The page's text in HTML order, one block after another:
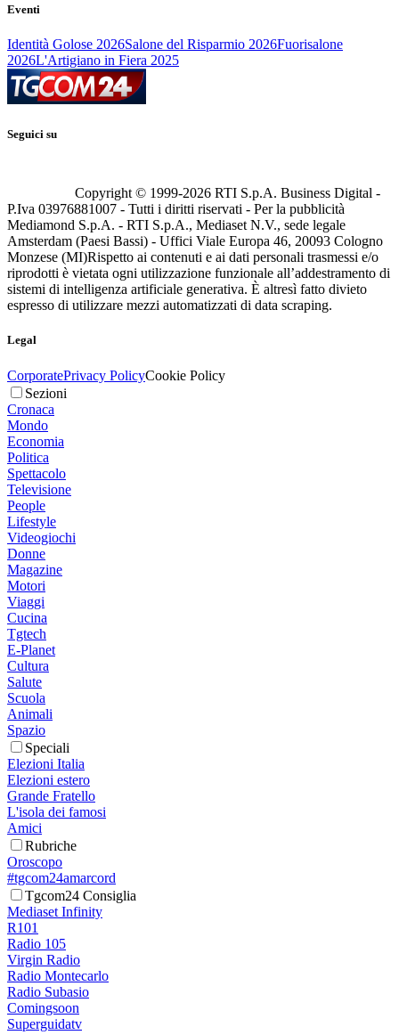
Eventi
Identità Golose 2026Salone del Risparmio 2026Fuorisalone
2026L'Artigiano in Fiera 2025
Seguici su
Copyright © 1999-2026 RTI S.p.A. Business Digital -
P.Iva 03976881007 - Tutti i diritti riservati - Per la pubblicità
Mediamond S.p.A. - RTI S.p.A., Mediaset N.V., sede legale
Amsterdam (Paesi Bassi) - Uffici Viale Europa 46, 20093 Cologno
Monzese (MI)Rispetto ai contenuti e ai dati personali trasmessi e/o
riprodotti è vietata ogni utilizzazione funzionale all’addestramento di
sistemi di intelligenza artificiale generativa. È altresì fatto divieto
espresso di utilizzare mezzi automatizzati di data scraping.
Legal
CorporatePrivacy PolicyCookie Policy
Sezioni
Cronaca
Mondo
Economia
Politica
Spettacolo
Televisione
People
Lifestyle
Videogiochi
Donne
Magazine
Motori
Viaggi
Cucina
Tgtech
E-Planet
Cultura
Salute
Scuola
Animali
Spazio
Speciali
Elezioni Italia
Elezioni estero
Grande Fratello
L'isola dei famosi
Amici
Rubriche
Oroscopo
#tgcom24amarcord
Tgcom24 Consiglia
Mediaset Infinity
R101
Radio 105
Virgin Radio
Radio Montecarlo
Radio Subasio
Comingsoon
Superguidatv